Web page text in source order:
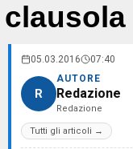
05.03.2016 07:40
R
AUTORE
Redazione
Redazione
Tutti gli articoli →